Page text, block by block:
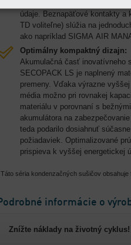
údaje. Beznapäťové kontakty a
TD voliteľne) slúžia na
ako napríklad SIGMA AIR
Optimálny kompaktný dizajn:
Akumulačná časť inovatívneho
SECOPACK LS je naplnený
premeny. Vďaka výrazne
média možno pri rovnakej
materiálu v porovnaní s
akumulátora na
teda podarilo dosiahnuť
požiadaviek. Optimalizované
prispieva k vyššej energetickej
séria kondenzačných sušičov
informácie o
Znížte náklady na životný cyklus!